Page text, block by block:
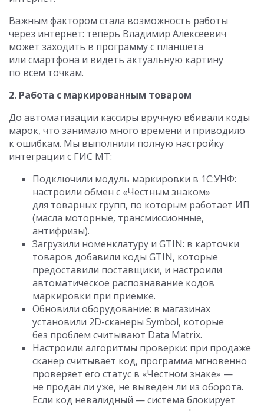
Важным фактором стала возможность работы
через интернет: теперь Владимир Алексеевич
может заходить в программу с планшета
или смартфона и видеть актуальную картину
по всем точкам.
2. Работа с маркированным товаром
До автоматизации кассиры вручную вбивали коды
марок, что занимало много времени и приводило
к ошибкам. Мы выполнили полную настройку
интеграции с ГИС МТ:
Подключили модуль маркировки в 1С:УНФ:
настроили обмен с «Честным знаком»
для товарных групп, по которым работает ИП
(масла моторные, трансмиссионные,
антифризы).
Загрузили номенклатуру и GTIN: в карточки
товаров добавили коды GTIN, которые
предоставили поставщики, и настроили
автоматическое распознавание кодов
маркировки при приемке.
Обновили оборудование: в магазинах
установили 2D-сканеры Symbol, которые
без проблем считывают Data Matrix.
Настроили алгоритмы проверки: при продаже
сканер считывает код, программа мгновенно
проверяет его статус в «Честном знаке» —
не продан ли уже, не выведен ли из оборота.
Если код невалидный — система блокирует